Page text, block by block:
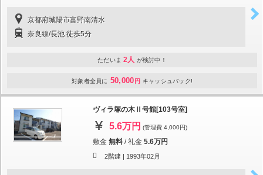
京都府城陽市富野南清水
奈良線/長池 徒歩5分
ただいま 2人 が検討中！
対象者全員に 50,000 円 キャッシュバック!
ヴィラ塚の木Ⅱ号館[103号室]
5.6万円 (管理費 4,000円)
敷金 無料 /礼金 5.6万円
2階建 | 1993年02月